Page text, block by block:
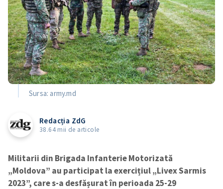
Sursa: army.md
Redacția ZdG
38.64 mii de articole
Militarii din Brigada Infanterie Motorizată
„Moldova” au participat la exercițiul „Livex Sarmis
2023”, care s-a desfășurat în perioada 25-29